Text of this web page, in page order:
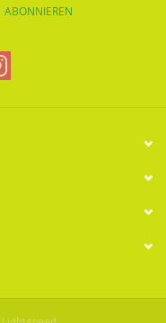
ABONNIEREN